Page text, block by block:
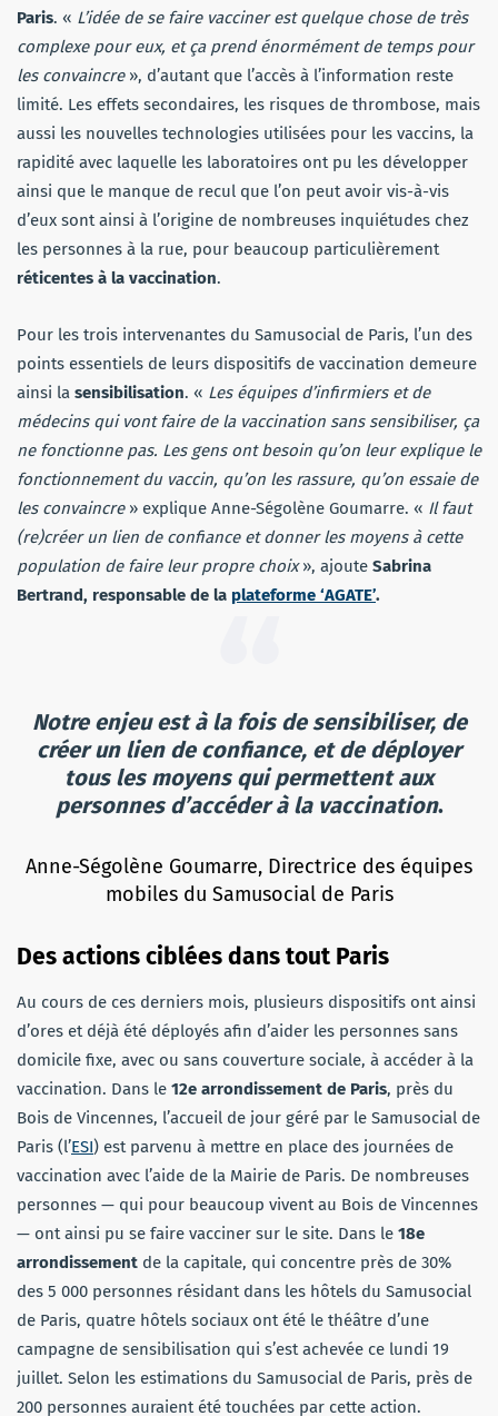
Paris. « L’idée de se faire vacciner est quelque chose de très
complexe pour eux, et ça prend énormément de temps pour
les convaincre», d’autant que l’accès à l’information reste
limité. Les effets secondaires, les risques de thrombose, mais
aussi les nouvelles technologies utilisées pour les vaccins, la
rapidité avec laquelle les laboratoires ont pu les développer
ainsi que le manque de recul que l’on peut avoir vis-à-vis
d’eux sont ainsi à l’origine de nombreuses inquiétudes chez
les personnes à la rue, pour beaucoup particulièrement
réticentes à la vaccination.
Pour les trois intervenantes du Samusocial de Paris, l’un des
points essentiels de leurs dispositifs de vaccination demeure
ainsi la sensibilisation. « Les équipes d’infirmiers et de
médecins qui vont faire de la vaccination sans sensibiliser, ça
ne fonctionne pas. Les gens ont besoin qu’on leur explique le
fonctionnement du vaccin, qu’on les rassure, qu’on essaie de
les convaincre » explique Anne-Ségolène Goumarre. « Il faut
(re)créer un lien de confiance et donner les moyens à cette
population de faire leur propre choix», ajoute Sabrina
Bertrand, responsable de la plateforme ‘AGATE’.
Notre enjeu est à la fois de sensibiliser, de
créer un lien de confiance, et de déployer
tous les moyens qui permettent aux
personnes d’accéder à la vaccination.
Anne-Ségolène Goumarre, Directrice des équipes
mobiles du Samusocial de Paris
Des actions ciblées dans tout Paris
Au cours de ces derniers mois, plusieurs dispositifs ont ainsi
d’ores et déjà été déployés afin d’aider les personnes sans
domicile fixe, avec ou sans couverture sociale, à accéder à la
vaccination. Dans le 12e arrondissement de Paris, près du
Bois de Vincennes, l’accueil de jour géré par le Samusocial de
Paris (l’ESI) est parvenu à mettre en place des journées de
vaccination avec l’aide de la Mairie de Paris. De nombreuses
personnes — qui pour beaucoup vivent au Bois de Vincennes
— ont ainsi pu se faire vacciner sur le site. Dans le 18e
arrondissement de la capitale, qui concentre près de 30%
des 5 000 personnes résidant dans les hôtels du Samusocial
de Paris, quatre hôtels sociaux ont été le théâtre d’une
campagne de sensibilisation qui s’est achevée ce lundi 19
juillet. Selon les estimations du Samusocial de Paris, près de
200 personnes auraient été touchées par cette action.